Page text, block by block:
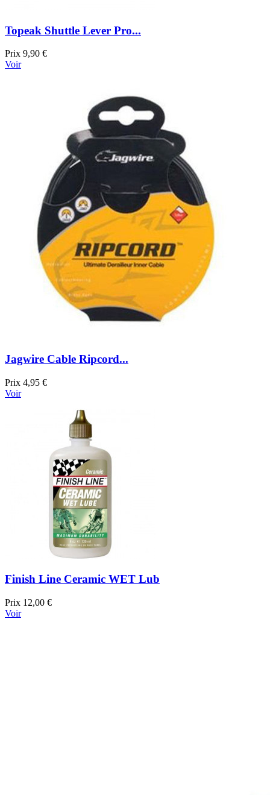
Topeak Shuttle Lever Pro...
Prix 9,90 €
Voir
Jagwire Cable Ripcord...
Prix 4,95 €
Voir
Finish Line Ceramic WET Lub
Prix 12,00 €
Voir